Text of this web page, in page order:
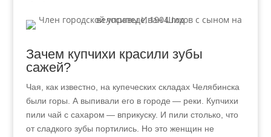
Зачем купчихи красили зубы
сажей?
Чая, как известно, на купеческих складах Челябинска
были горы. А выпивали его в городе — реки. Купчихи
пили чай с сахаром —вприкуску. И пили столько, что
от сладкого зубы портились. Но это женщин не